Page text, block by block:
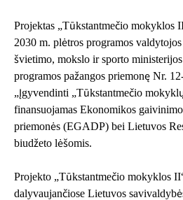
Projektas „Tūkstantmečio mokyklos
2030 m. plėtros programos
švietimo, mokslo ir sporto
programos pažangos priemonę Nr.
„Įgyvendinti „Tūkstantmečio
finansuojamas Ekonomikos
priemonės (EGADP) bei Lietuvos
biudžeto lėšomis.
Projekto „Tūkstantmečio mokyklos
dalyvaujančiose Lietuvos